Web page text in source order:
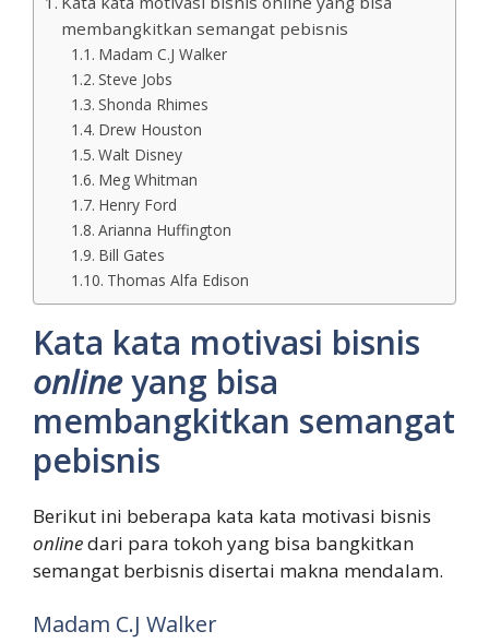
membangkitkan semangat pebisnis
Madam C.J Walker
Steve Jobs
Shonda Rhimes
Drew Houston
Walt Disney
Meg Whitman
Henry Ford
Arianna Huffington
Bill Gates
Thomas Alfa Edison
Kata kata motivasi bisnis
onlineyang bisa
membangkitkan semangat
pebisnis
Berikut ini beberapa kata kata motivasi bisnis
onlinedari para tokoh yang bisa bangkitkan
semangat berbisnis disertai makna mendalam.
Madam C.J Walker